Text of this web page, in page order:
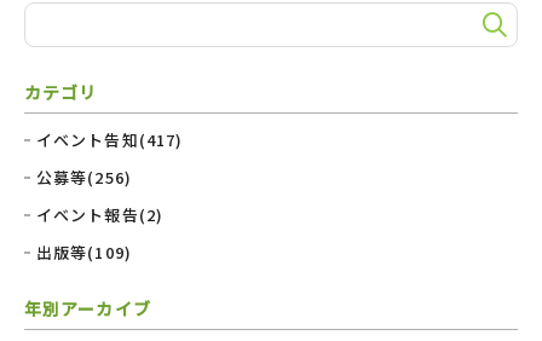
カテゴリ
イベント告知(417)
公募等(256)
イベント報告(2)
出版等(109)
年別アーカイブ